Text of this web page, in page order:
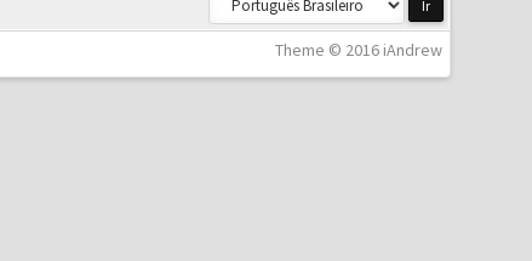
Theme © 2016 iAndrew